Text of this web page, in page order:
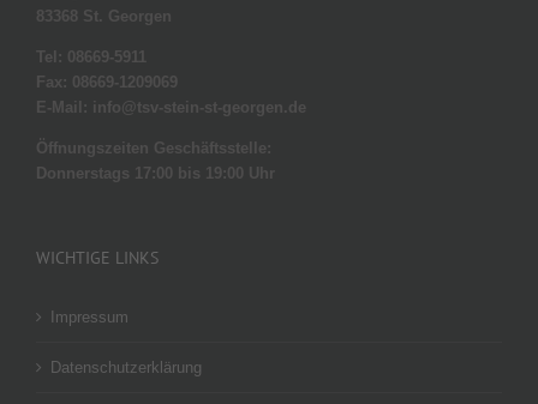
83368 St. Georgen
Tel: 08669-5911
Fax: 08669-1209069
E-Mail: info@tsv-stein-st-georgen.de
Öffnungszeiten Geschäftsstelle:
Donnerstags 17:00 bis 19:00 Uhr
WICHTIGE LINKS
Impressum
Datenschutzerklärung